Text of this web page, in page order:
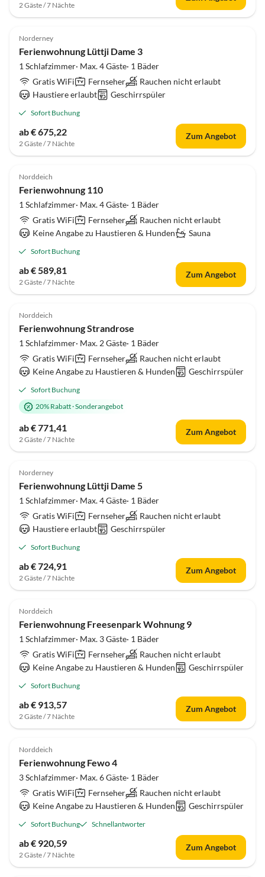
2 Gäste / 7 Nächte
4.7 (25)
Norderney
Ferienwohnung Lüttji Dame 3
1 Schlafzimmer· Max. 4 Gäste· 1 Bäder
Gratis WiFi
Fernseher
Rauchen nicht erlaubt
Haustiere erlaubt
Geschirrspüler
Sofort Buchung
ab € 675,22
2 Gäste / 7 Nächte
Zum Angebot
4.7 (21)
Norddeich
Ferienwohnung 110
1 Schlafzimmer· Max. 4 Gäste· 1 Bäder
Gratis WiFi
Fernseher
Rauchen nicht erlaubt
Keine Angabe zu Haustieren & Hunden
Sauna
Sofort Buchung
ab € 589,81
2 Gäste / 7 Nächte
Zum Angebot
4.5 (19)
Norddeich
Ferienwohnung Strandrose
1 Schlafzimmer· Max. 2 Gäste· 1 Bäder
Gratis WiFi
Fernseher
Rauchen nicht erlaubt
Keine Angabe zu Haustieren & Hunden
Geschirrspüler
Sofort Buchung
20% Rabatt·Sonderangebot
ab € 771,41
2 Gäste / 7 Nächte
Zum Angebot
4.6 (18)
Norderney
Ferienwohnung Lüttji Dame 5
1 Schlafzimmer· Max. 4 Gäste· 1 Bäder
Gratis WiFi
Fernseher
Rauchen nicht erlaubt
Haustiere erlaubt
Geschirrspüler
Sofort Buchung
ab € 724,91
2 Gäste / 7 Nächte
Zum Angebot
4.5 (18)
Norddeich
Ferienwohnung Freesenpark Wohnung 9
1 Schlafzimmer· Max. 3 Gäste· 1 Bäder
Gratis WiFi
Fernseher
Rauchen nicht erlaubt
Keine Angabe zu Haustieren & Hunden
Geschirrspüler
Sofort Buchung
ab € 913,57
2 Gäste / 7 Nächte
Zum Angebot
4.6 (16)
Norddeich
Ferienwohnung Fewo 4
3 Schlafzimmer· Max. 6 Gäste· 1 Bäder
Gratis WiFi
Fernseher
Rauchen nicht erlaubt
Keine Angabe zu Haustieren & Hunden
Geschirrspüler
Sofort Buchung Schnellantworter
ab € 920,59
2 Gäste / 7 Nächte
Zum Angebot
4.8 (14)